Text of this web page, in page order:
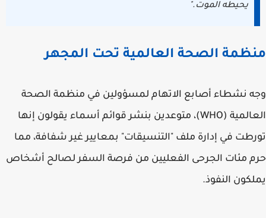
يحيطه الموت."
منظمة الصحة العالمية تحت المجهر
وجه نشطاء أصابع الاتهام لمسؤولين في منظمة الصحة
العالمية (WHO)
، متوعدين بنشر قوائم أسماء يقولون إنها
تورطت في إدارة ملف "التنسيقات" بمعايير غير شفافة، مما
حرم مئات الجرحى الفعليين من فرصة السفر لصالح أشخاص
يملكون النفوذ.